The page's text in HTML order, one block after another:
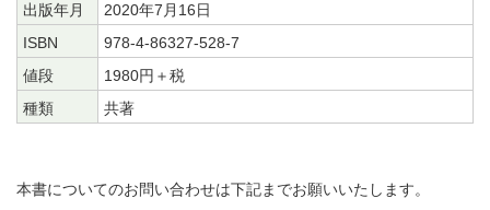
出版年月
2020年7月16日
ISBN
978-4-86327-528-7
値段
1980円＋税
種類
共著
本書についてのお問い合わせは下記までお願いいたします。